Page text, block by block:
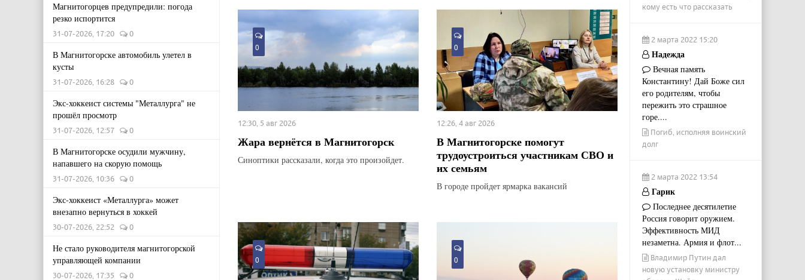
Магнитогорцев предупредили: погода
резко испортится
31-07-2026, 17:20 0
В Магнитогорске автомобиль улетел в
кусты
31-07-2026, 16:28 0
Экс-хоккеист системы "Металлурга" не
прошёл просмотр
31-07-2026, 12:57 0
В Магнитогорске осудили мужчину,
напавшего на скорую помощь
31-07-2026, 10:36 0
Экс-хоккеист «Металлурга» может
внезапно вернуться в хоккей
30-07-2026, 22:52 0
Не стало руководителя магнитогорской
управляющей компании
30-07-2026, 17:35 0
0
12:30, 5 авг 2026
Жара вернётся в Магнитогорск
Синоптики рассказали, когда это произойдет.
0
12:26, 4 авг 2026
В Магнитогорске помогут
трудоустроиться участникам СВО и
их семьям
В городе пройдет ярмарка вакансий
0 0
кому есть что рассказать
2 марта 2022 15:20
Надежда
Вечная память
Константину! Дай Боже сил
его родителям, чтобы
пережить это страшное
горе....
Погиб, исполняя воинский
долг
2 марта 2022 13:54
Гарик
Последнее десятилетие
Россия говорит оружием.
Эффективность МИД
незаметна. Армия и флот...
Владимир Путин дал
новую установку министру